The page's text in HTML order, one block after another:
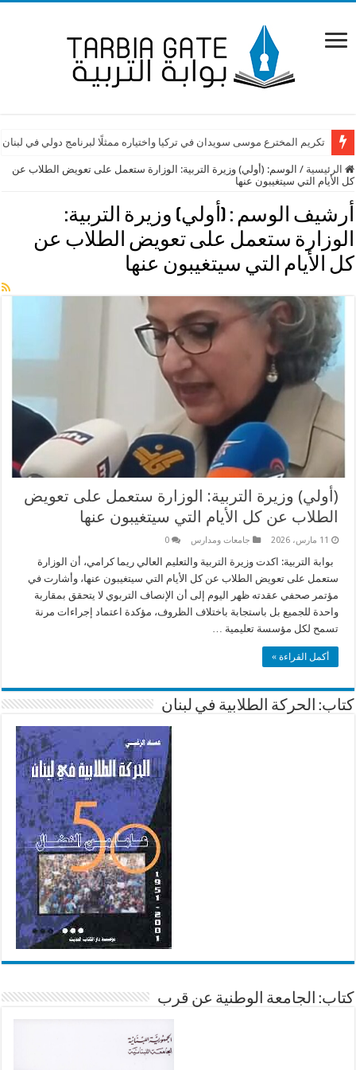
تكريم المخترع موسى سويدان في تركيا واختياره ممثلًا لبرنامج دولي في لبنان
الرئيسية / الوسم: (أولي) وزيرة التربية: الوزارة ستعمل على تعويض الطلاب عن
كل الأيام التي سيتغيبون عنها
أرشيف الوسم : (أولي) وزيرة التربية:
الوزارة ستعمل على تعويض الطلاب عن
كل الأيام التي سيتغيبون عنها
(أولي) وزيرة التربية: الوزارة ستعمل على تعويض
الطلاب عن كل الأيام التي سيتغيبون عنها
11 مارس، 2026 جامعات ومدارس 0
بوابة التربية: اكدت وزيرة التربية والتعليم العالي ريما كرامي، أن الوزارة
ستعمل على تعويض الطلاب عن كل الأيام التي سيتغيبون عنها، وأشارت في
مؤتمر صحفي عقدته ظهر اليوم إلى أن الإنصاف التربوي لا يتحقق بمقاربة
واحدة للجميع بل باستجابة باختلاف الظروف، مؤكدة اعتماد إجراءات مرنة
تسمح لكل مؤسسة تعليمية …
أكمل القراءة »
كتاب: الحركة الطلابية في لبنان
كتاب: الجامعة الوطنية عن قرب